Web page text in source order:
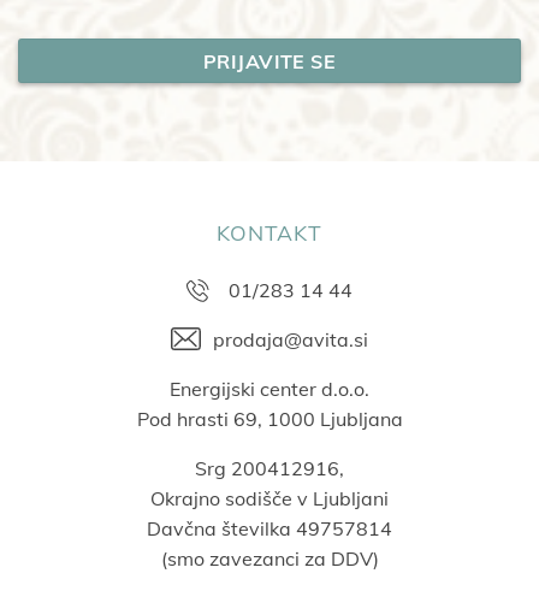
KONTAKT
01/283 14 44
prodaja@avita.si
Energijski center d.o.o.
Pod hrasti 69, 1000 Ljubljana
Srg 200412916,
Okrajno sodišče v Ljubljani
Davčna številka 49757814
(smo zavezanci za DDV)